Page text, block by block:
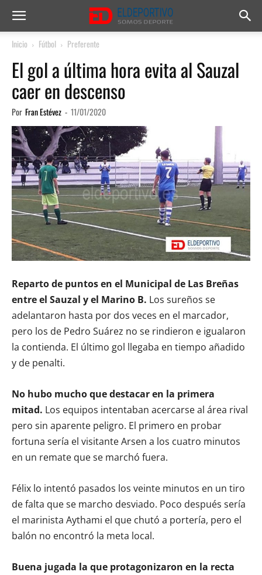
Inicio Fútbol Preferente
El gol a última hora evita al Sauzal
caer en descenso
Por Fran Estévez - 11/01/2020
Reparto de puntos en el Municipal de Las Breñas
entre el Sauzal y el Marino B. Los sureños se
adelantaron hasta por dos veces en el marcador,
pero los de Pedro Suárez no se rindieron e igualaron
la contienda. El último gol llegaba en tiempo añadido
y de penalti.
No hubo mucho que destacar en la primera
mitad. Los equipos intentaban acercarse al área rival
pero sin aparente peligro. El primero en probar
fortuna sería el visitante Arsen a los cuatro minutos
en un remate que se marchó fuera.
Félix lo intentó pasados los veinte minutos en un tiro
de falta que se marcho desviado. Poco después sería
el marinista Aythami el que chutó a portería, pero el
balón no encontró la meta local.
Buena jugada la que protagonizaron en la recta